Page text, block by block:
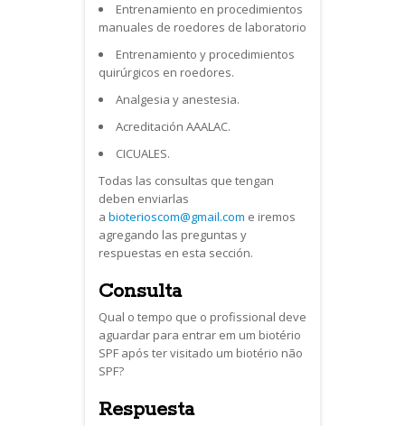
Entrenamiento en procedimientos
manuales de roedores de laboratorio
Entrenamiento y procedimientos
quirúrgicos en roedores.
Analgesia y anestesia.
Acreditación AAALAC.
CICUALES.
Todas las consultas que tengan
deben enviarlas
a bioterioscom@gmail.com e iremos
agregando las preguntas y
respuestas en esta sección.
Consulta
Qual o tempo que o profissional deve
aguardar para entrar em um biotério
SPF após ter visitado um biotério não
SPF?
Respuesta